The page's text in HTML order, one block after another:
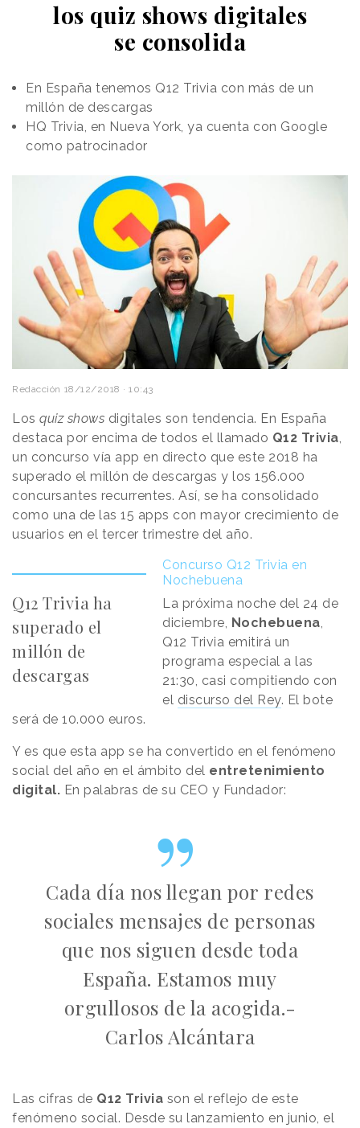
los quiz shows digitales
se consolida
En España tenemos Q12 Trivia con más de un
millón de descargas
HQ Trivia, en Nueva York, ya cuenta con Google
como patrocinador
Redacción 18/12/2018 · 10:43
Los quiz shows digitales son tendencia. En España
destaca por encima de todos el llamado Q12 Trivia
un concurso vía app en directo que este 2018 ha
superado el millón de descargas y los 156.000
concursantes recurrentes. Así, se ha consolidado
como una de las 15 apps con mayor crecimiento de
usuarios en el tercer trimestre del año.
Q12 Trivia ha
superado el
millón de
descargas
Concurso Q12 Trivia en
Nochebuena
La próxima noche del 24 de
diciembre, Nochebuena
Q12 Trivia emitirá un
programa especial a las
21:30, casi compitiendo con
el discurso del Rey. El bote
será de 10.000 euros.
Y es que esta app se ha convertido en el fenómeno
social del año en el ámbito del entretenimiento
digital. En palabras de su CEO y Fundador:
Cada día nos llegan por redes
sociales mensajes de personas
que nos siguen desde toda
España. Estamos muy
orgullosos de la acogida.-
Carlos Alcántara
Las cifras de Q12 Trivia son el reflejo de este
fenómeno social. Desde su lanzamiento en junio, el